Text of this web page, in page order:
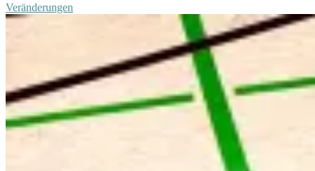
Veränderungen